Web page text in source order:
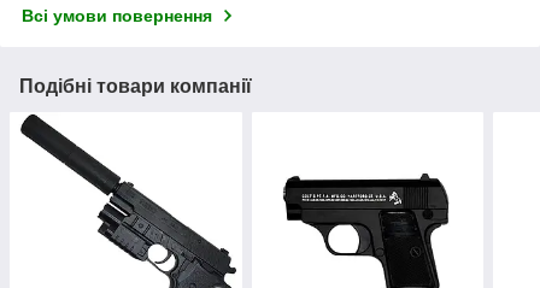
Всі умови повернення
Подібні товари компанії